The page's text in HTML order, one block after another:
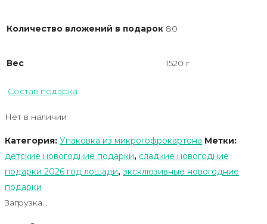
Количество вложений в подарок 80
Вес 1520 г
Состав подарка
Нет в наличии
Категория: Упаковка из микрогофрокартона Метки:
детские новогодние подарки, сладкие новогодние
подарки 2026 год лошади, эксклюзивные новогодние
подарки
Загрузка...